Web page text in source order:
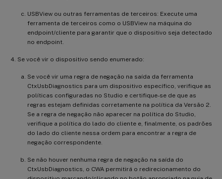
USBView ou outras ferramentas de terceiros: Execute uma
ferramenta de terceiros como o USBView na máquina do
endpoint/cliente para garantir que o dispositivo seja detectado
no endpoint.
Se você vir o dispositivo sendo enumerado:
Se você vir uma regra de negação na saída da ferramenta
CtxUsbDiagnostics para um dispositivo específico, verifique as
políticas configuradas no Studio e certifique-se de que as
regras estejam definidas corretamente na política da Versão 2.
Se a regra de negação não aparecer na política do Studio,
verifique a política do lado do cliente e, finalmente, os padrões
do lado do cliente nessa ordem para encontrar a regra de
negação correspondente.
Se não houver nenhuma regra de negação na saída do
CtxUsbDiagnostics, o CWA permitirá o redirecionamento do